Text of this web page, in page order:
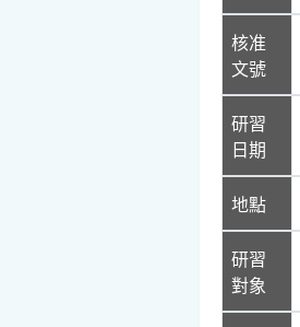
核准
文號
研習
日期
地點
研習
對象